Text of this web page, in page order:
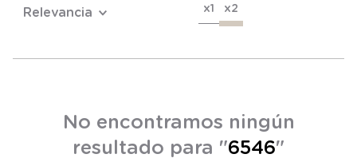
Relevancia x1 x2
No encontramos ningún
resultado para "6546"